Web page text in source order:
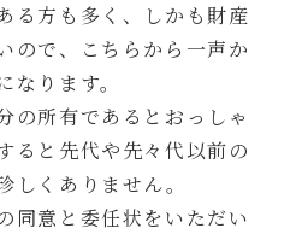
る方も多く、しかも財産
ので、こちらから一声か
なります。
の所有であるとおっしゃ
ると先代や先々代以前の
しくありません。
同意と委任状をいただい